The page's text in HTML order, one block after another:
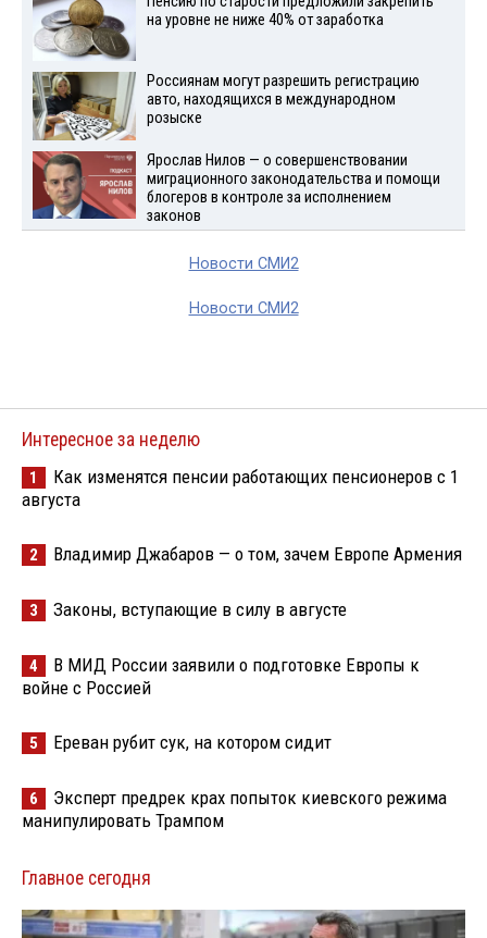
на уровне не ниже 40% от заработка
Россиянам могут разрешить регистрацию
авто, находящихся в международном
розыске
Ярослав Нилов — о совершенствовании
миграционного законодательства и помощи
блогеров в контроле за исполнением
законов
Новости СМИ2
Новости СМИ2
Интересное за неделю
1
Как изменятся пенсии работающих пенсионеров с 1
августа
2 Владимир Джабаров — о том, зачем Европе Армения
3 Законы, вступающие в силу в августе
4
В МИД России заявили о подготовке Европы к
войне с Россией
5 Ереван рубит сук, на котором сидит
6
Эксперт предрек крах попыток киевского режима
манипулировать Трампом
Главное сегодня